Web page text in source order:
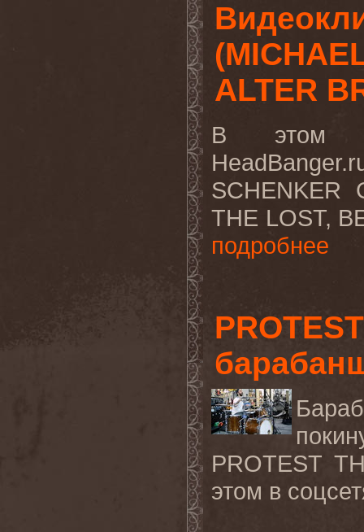
ALTER
В этом
SCHENKER
THE LOST,
подробнее
PROTEST
этом в